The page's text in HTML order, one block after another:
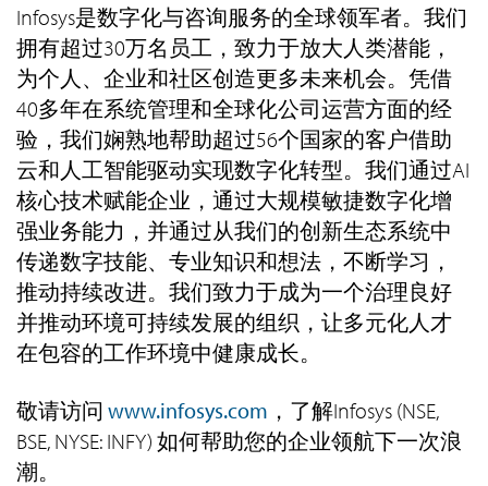
Infosys是数字化与咨询服务的全球领军者。我们
拥有超过30万名员工，致力于放大人类潜能，
为个人、企业和社区创造更多未来机会。凭借
40多年在系统管理和全球化公司运营方面的经
验，我们娴熟地帮助超过56个国家的客户借助
云和人工智能驱动实现数字化转型。我们通过AI
核心技术赋能企业，通过大规模敏捷数字化增
强业务能力，并通过从我们的创新生态系统中
传递数字技能、专业知识和想法，不断学习，
推动持续改进。我们致力于成为一个治理良好
并推动环境可持续发展的组织，让多元化人才
在包容的工作环境中健康成长。
敬请访问 www.infosys.com ，了解Infosys (NSE,
BSE, NYSE: INFY) 如何帮助您的企业领航下一次浪
潮。